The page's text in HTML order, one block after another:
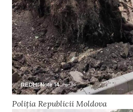
Poliția Republicii Moldova